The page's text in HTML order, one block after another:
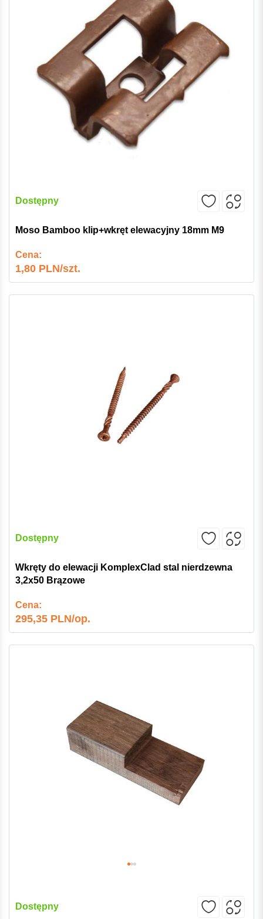
Dostępny
Moso Bamboo klip+wkręt elewacyjny 18mm M9
Cena:
1,80 PLN/szt.
Dostępny
Wkręty do elewacji KomplexClad stal nierdzewna
3,2x50 Brązowe
Cena:
295,35 PLN/op.
Dostępny